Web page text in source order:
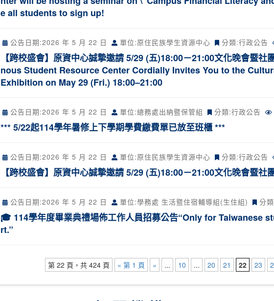
e all students to sign up!
公告日期:2026 年 5 月 22 日 單位:原住民族學生資源中心 分類:行政公告
【跨校盛會】原資中心誠摯邀請 5/29 (五)18:00－21:00文化晚會暨
nous Student Resource Center Cordially Invites You to the
Exhibition on May 29 (Fri.) 18:00–21:00
公告日期:2026 年 5 月 22 日 單位:總務處出納暨保管組 分類:行政公告
*** 5/22起114學年暑修上下學期學費繳費單已放至班櫃 ***
公告日期:2026 年 5 月 22 日 單位:原住民族學生資源中心 分類:行政公告
【跨校盛會】原資中心誠摯邀請 5/29 (五)18:00－21:00文化晚會暨社
公告日期:2026 年 5 月 22 日 單位:學務處 生活暨住宿輔導組(生住組) 分
🎓 114學年度畢業典禮場佈工作人員招募公告“Only for Taiwanese
rt.”
第 22 頁，共 424 頁 « 第 1 頁 « ... 10 ... 20 21 22 23